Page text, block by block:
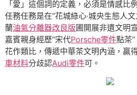
「愛」這個詞的定義，必須是情感比
任務任務是在“花城綠心·城央生態人
蘭油氣分離器改良版圃開展非遺文明
嘉賓親身經歷“宋代Porsche零件點茶
花作類比，傳遞中華茶文明內涵，贏
車材料分歧認Audi零件可。